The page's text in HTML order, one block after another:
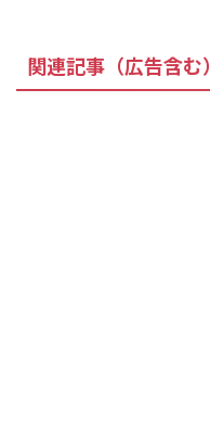
関連記事（広告含む）